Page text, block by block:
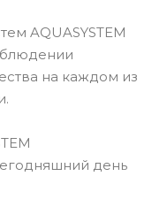
AQUASYSTEM
на каждом из
день